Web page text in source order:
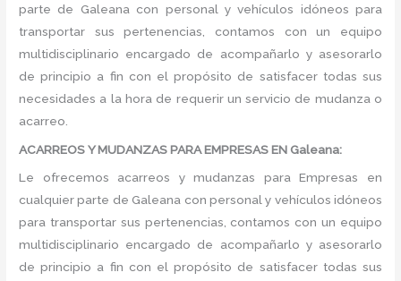
parte de Galeana con personal y vehículos idóneos para
transportar sus pertenencias, contamos con un equipo
multidisciplinario encargado de acompañarlo y asesorarlo
de principio a fin con el propósito de satisfacer todas sus
necesidades a la hora de requerir un servicio de mudanza o
acarreo.
ACARREOS Y MUDANZAS PARA EMPRESAS EN Galeana:
Le ofrecemos acarreos y mudanzas para Empresas en
cualquier parte de Galeana con personal y vehículos idóneos
para transportar sus pertenencias, contamos con un equipo
multidisciplinario encargado de acompañarlo y asesorarlo
de principio a fin con el propósito de satisfacer todas sus